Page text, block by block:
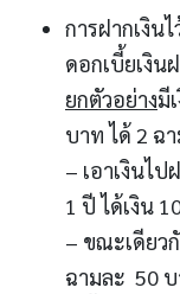
การฝากเงิน
ดอกเบี้ยเงิน
ยกตัวอย่างมี
บาท ได้ 2 ฉ
– เอาเงินไ
1 ปี ได้เงิน
– ขณะเดียว
ฉามละ 50